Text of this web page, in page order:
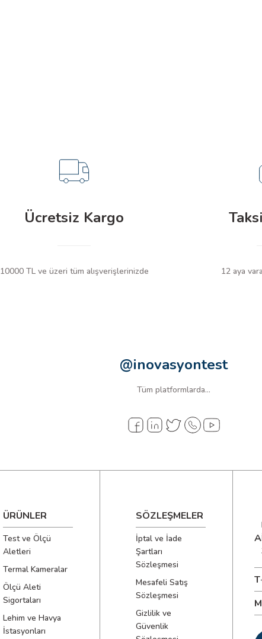
Ücretsiz Kargo
10000 TL ve üzeri tüm alışverişlerinizde 12 aya
@inovasyontest
Tüm platformlarda...
ÜRÜNLER
Test ve Ölçü
Aletleri
Termal Kameralar
Ölçü Aleti
Sigortaları
Lehim ve Havya
İstasyonları
SÖZLEŞMELER
İptal ve İade
Şartları
Sözleşmesi
Mesafeli Satış
Sözleşmesi
Gizlilik ve
Güvenlik
A
T
M